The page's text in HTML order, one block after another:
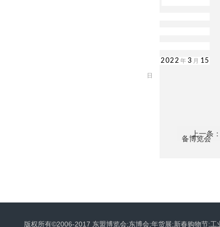
2022 年 3 月 15
日
上一条
备博览会
版权所有©2006-2017 东盟博览会;东博会;年货展;新春购物节;